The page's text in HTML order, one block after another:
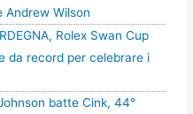
Andrew Wilson
Rolex Swan Cup
da record per celebrare i
batte Cink, 44°